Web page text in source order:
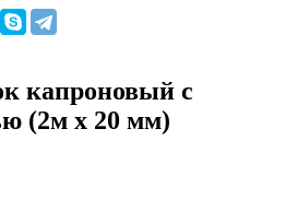
капроновый с
(2м х 20 мм)